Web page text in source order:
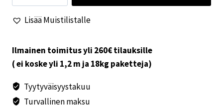
1kpl
määräLisää Muistilistalle
Ilmainen toimitus yli 260€ tilauksille
( ei koske yli 1,2 m ja 18kg paketteja)
Tyytyväisyystakuu
Turvallinen maksu